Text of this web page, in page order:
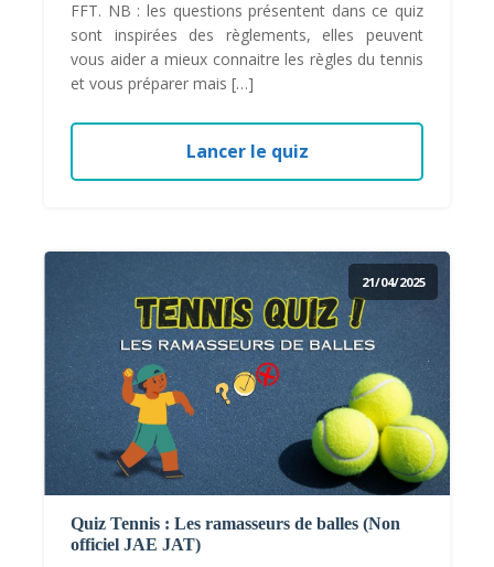
FFT. NB : les questions présentent dans ce quiz
sont inspirées des règlements, elles peuvent
vous aider a mieux connaitre les règles du tennis
et vous préparer mais […]
Lancer le quiz
21/04/2025
Quiz Tennis : Les ramasseurs de balles (Non
officiel JAE JAT)